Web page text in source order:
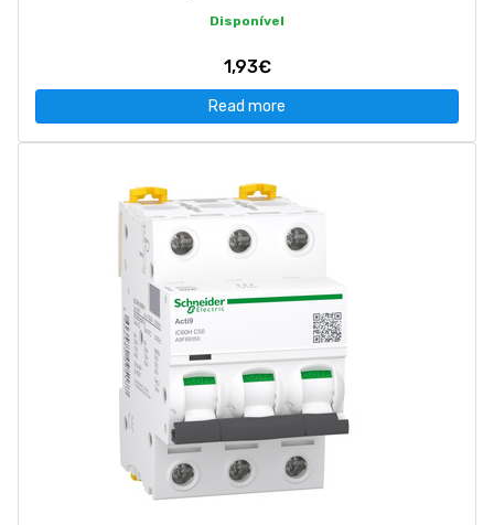
Disponível
1,93€
Read more